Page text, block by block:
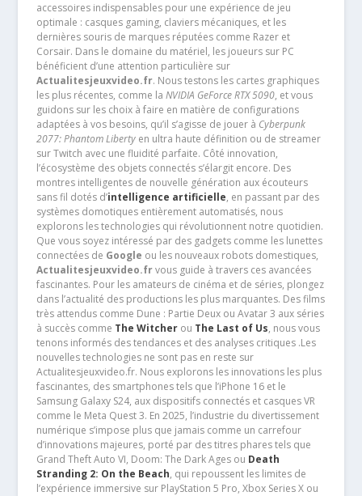
accessoires indispensables pour une expérience de jeu
optimale : casques gaming, claviers mécaniques, et les
dernières souris de marques réputées comme Razer et
Corsair. Dans le domaine du matériel, les joueurs sur PC
bénéficient d’une attention particulière sur
Actualitesjeuxvideo.fr. Nous testons les cartes graphiques
les plus récentes, comme la NVIDIA GeForce RTX 5090, et vous
guidons sur les choix à faire en matière de configurations
adaptées à vos besoins, qu’il s’agisse de jouer à Cyberpunk
2077: Phantom Libertyen ultra haute définition ou de streamer
sur Twitch avec une fluidité parfaite. Côté innovation,
l’écosystème des objets connectés s’élargit encore. Des
montres intelligentes de nouvelle génération aux écouteurs
sans fil dotés d’intelligence artificielle, en passant par des
systèmes domotiques entièrement automatisés, nous
explorons les technologies qui révolutionnent notre quotidien.
Que vous soyez intéressé par des gadgets comme les lunettes
connectées de Google ou les nouveaux robots domestiques,
Actualitesjeuxvideo.frvous guide à travers ces avancées
fascinantes. Pour les amateurs de cinéma et de séries, plongez
dans l’actualité des productions les plus marquantes. Des films
très attendus comme Dune : Partie Deux ou Avatar 3 aux séries
à succès comme The Witcherou The Last of Us, nous vous
tenons informés des tendances et des analyses critiques .Les
nouvelles technologies ne sont pas en reste sur
Actualitesjeuxvideo.fr. Nous explorons les innovations les plus
fascinantes, des smartphones tels que l’iPhone 16 et le
Samsung Galaxy S24, aux dispositifs connectés et casques VR
comme le Meta Quest 3. En 2025, l’industrie du divertissement
numérique s’impose plus que jamais comme un carrefour
d’innovations majeures, porté par des titres phares tels que
Grand Theft Auto VI, Doom: The Dark Ages ou Death
Stranding 2: On the Beach, qui repoussent les limites de
l’expérience immersive sur PlayStation 5 Pro, Xbox Series X ou